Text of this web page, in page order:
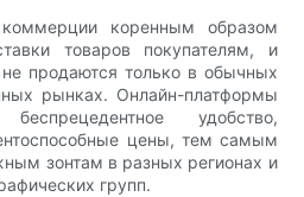
коммерции коренным образом
товаров покупателям, и
продаются только в обычных
рынках. Онлайн-платформы
удобство,
цены, тем самым
зонтам в разных регионах и
групп.